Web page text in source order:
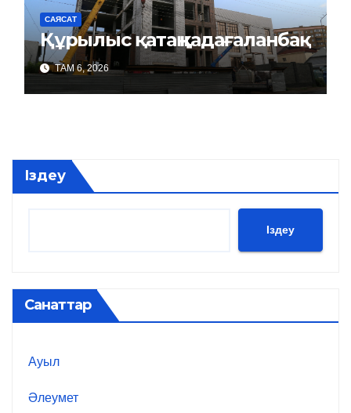
САЯСАТ
Құрылыс қатаң қадағаланбақ
ТАМ 6, 2026
Іздеу
Іздеу
Санаттар
Ауыл
Әлеумет